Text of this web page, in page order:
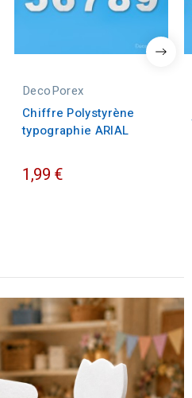
DecoPorex
Chiffre Polystyrène
typographie ARIAL
1,99 €